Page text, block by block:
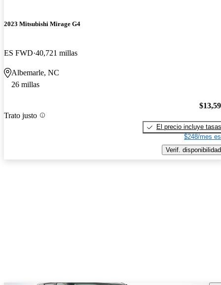
2023 Mitsubishi Mirage G4
ES FWD 40,721 millas
Albemarle, NC
26 millas
Trato justo
El precio incluye tasas
$248/mes
Verif. disponibilidad